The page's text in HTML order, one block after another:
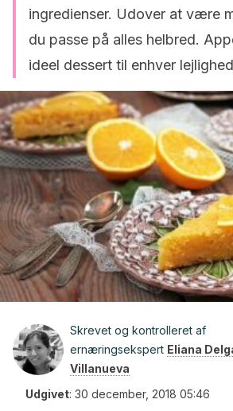
ingredienser. Udover at være
du passe på alles helbred.
ideel dessert til enhver
Skrevet og kontrolleret af
ernæringsekspert Eliana
Villanueva
Udgivet: 30 december, 2018 05:46